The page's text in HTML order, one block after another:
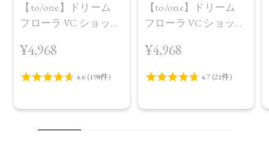
【to/one】ドリーム
フローラ VC ショット
¥4,968
【to/one】ドリーム
フローラ VC ショット
プラス＜限定品＞
¥4,968